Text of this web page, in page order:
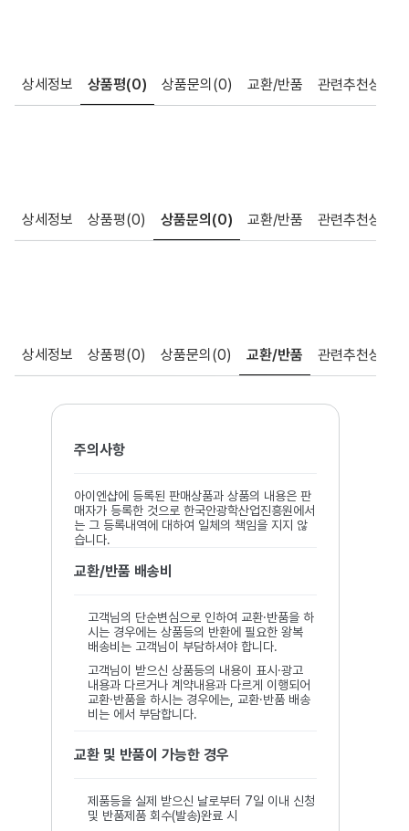
상세정보 상품평(0) 상품문의 (0) 교환/반품 관련추천상품
상세정보 상품평(0) 상품문의 (0) 교환/반품 관련추천상품
상세정보 상품평(0) 상품문의 (0) 교환/반품 관련추천상품
주의사항
아이엔샵에 등록된 판매상품과 상품의 내용은 판
매자가 등록한 것으로 한국안광학산업진흥원에서
는 그 등록내역에 대하여 일체의 책임을 지지 않
습니다.
교환/반품 배송비
고객님의 단순변심으로 인하여 교환·반품을 하
시는 경우에는 상품등의 반환에 필요한 왕복
배송비는 고객님이 부담하셔야 합니다.
고객님이 받으신 상품등의 내용이 표시·광고
내용과 다르거나 계약내용과 다르게 이행되어
교환·반품을 하시는 경우에는, 교환·반품 배송
비는 에서 부담합니다.
교환 및 반품이 가능한 경우
제품등을 실제 받으신 날로부터 7일 이내 신청
및 반품제품 회수(발송)완료 시